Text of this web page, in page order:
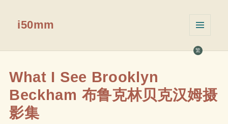
繁
i50mm
挂件
What I See Brooklyn
Beckham 布鲁克林贝克汉姆摄
影集